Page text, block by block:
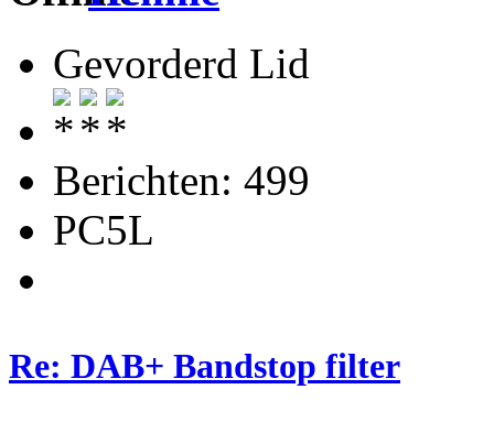
Gevorderd Lid
Berichten: 499
PC5L
Re: DAB+ Bandstop filter